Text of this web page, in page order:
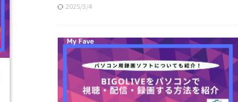
2025/3/4